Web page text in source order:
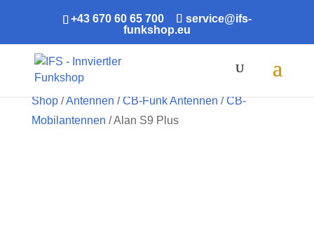
+43 670 60 65 700
service@ifs-
funkshop.eu
Shop/Antennen/CB-Funk Antennen/CB-
Mobilantennen / Alan S9 Plus